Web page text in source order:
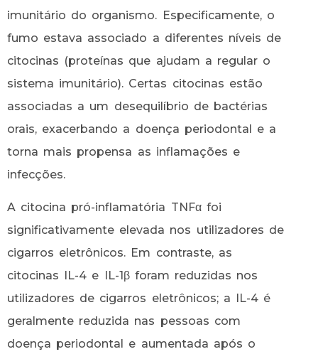
imunitário do organismo. Especificamente, o
fumo estava associado a diferentes níveis de
citocinas (proteínas que ajudam a regular o
sistema imunitário). Certas citocinas estão
associadas a um desequilíbrio de bactérias
orais, exacerbando a doença periodontal e a
torna mais propensa as inflamações e
infecções.
A citocina pró-inflamatória TNFα foi
significativamente elevada nos utilizadores de
cigarros eletrônicos. Em contraste, as
citocinas IL-4 e IL-1β foram reduzidas nos
utilizadores de cigarros eletrônicos; a IL-4 é
geralmente reduzida nas pessoas com
doença periodontal e aumentada após o